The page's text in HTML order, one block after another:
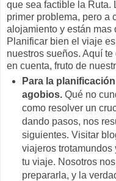
que sea factible la Ruta.
primer problema, pero a
alojamiento y están mas
Planificar bien el viaje
nuestros sueños. Aquí
en cuenta, fruto de
Para la
agobios.Qué no
como resolver un
dando pasos, nos
siguientes. Visitar
viajeros trotamundos
tu viaje. Nosotros
prepararla, y la